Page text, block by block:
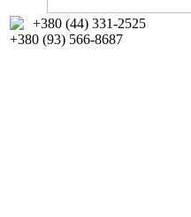
+380 (44) 331-2525
+380 (93) 566-8687